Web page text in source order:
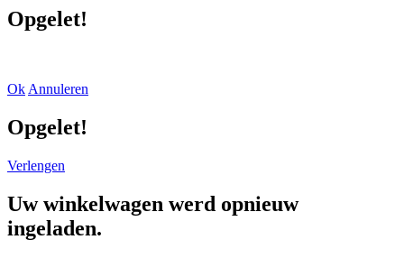
Opgelet!
OkAnnuleren
Opgelet!
Verlengen
Uw winkelwagen werd opnieuw
ingeladen.